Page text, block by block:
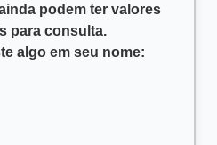
podem ter valores
para consulta.
algo em seu nome: